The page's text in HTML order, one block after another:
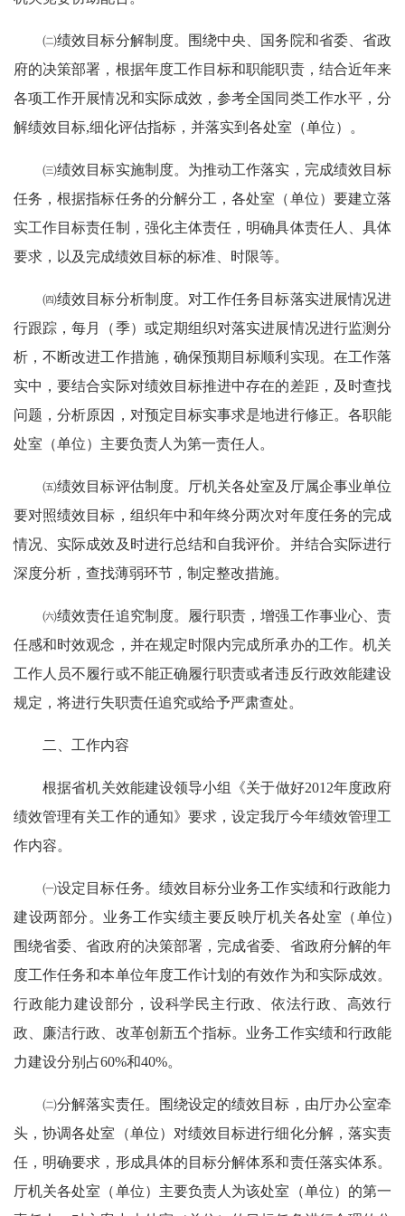
㈡绩效目标分解制度。围绕中央、国务院和省委、省政
府的决策部署，根据年度工作目标和职能职责，结合近年来
各项工作开展情况和实际成效，参考全国同类工作水平，分
解绩效目标,细化评估指标，并落实到各处室（单位）。
㈢绩效目标实施制度。为推动工作落实，完成绩效目标
任务，根据指标任务的分解分工，各处室（单位）要建立落
实工作目标责任制，强化主体责任，明确具体责任人、具体
要求，以及完成绩效目标的标准、时限等。
㈣绩效目标分析制度。对工作任务目标落实进展情况进
行跟踪，每月（季）或定期组织对落实进展情况进行监测分
析，不断改进工作措施，确保预期目标顺利实现。在工作落
实中，要结合实际对绩效目标推进中存在的差距，及时查找
问题，分析原因，对预定目标实事求是地进行修正。各职能
处室（单位）主要负责人为第一责任人。
㈤绩效目标评估制度。厅机关各处室及厅属企事业单位
要对照绩效目标，组织年中和年终分两次对年度任务的完成
情况、实际成效及时进行总结和自我评价。并结合实际进行
深度分析，查找薄弱环节，制定整改措施。
㈥绩效责任追究制度。履行职责，增强工作事业心、责
任感和时效观念，并在规定时限内完成所承办的工作。机关
工作人员不履行或不能正确履行职责或者违反行政效能建设
规定，将进行失职责任追究或给予严肃查处。
二、工作内容
根据省机关效能建设领导小组《关于做好2012年度政府
绩效管理有关工作的通知》要求，设定我厅今年绩效管理工
作内容。
㈠设定目标任务。绩效目标分业务工作实绩和行政能力
建设两部分。业务工作实绩主要反映厅机关各处室（单位)
围绕省委、省政府的决策部署，完成省委、省政府分解的年
度工作任务和本单位年度工作计划的有效作为和实际成效。
行政能力建设部分，设科学民主行政、依法行政、高效行
政、廉洁行政、改革创新五个指标。业务工作实绩和行政能
力建设分别占60%和40%。
㈡分解落实责任。围绕设定的绩效目标，由厅办公室牵
头，协调各处室（单位）对绩效目标进行细化分解，落实责
任，明确要求，形成具体的目标分解体系和责任落实体系。
厅机关各处室（单位）主要负责人为该处室（单位）的第一